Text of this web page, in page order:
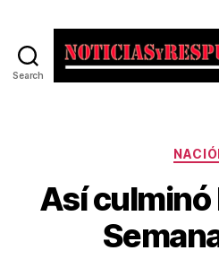
Search
Así culminó